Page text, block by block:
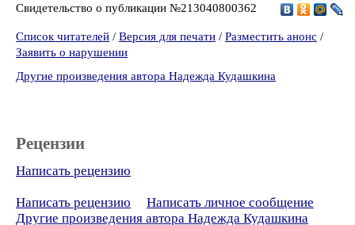
Свидетельство о публикации №213040800362
Список читателей / Версия для печати / Разместить анонс /
Заявить о нарушении
Другие произведения автора Надежда Кудашкина
Рецензии
Написать рецензию
Написать рецензию
Написать личное сообщение
Другие произведения автора Надежда Кудашкина